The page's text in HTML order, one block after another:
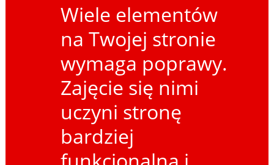
Wiele elementów
na Twojej stronie
wymaga poprawy.
Zajęcie się nimi
uczyni stronę
bardziej